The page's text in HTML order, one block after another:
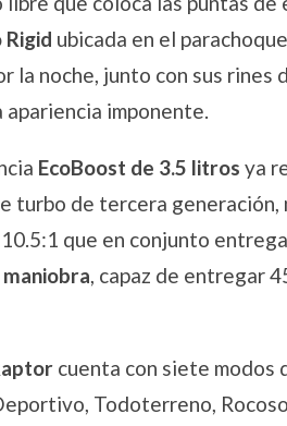
ubicada en el
la noche, junto con sus rines
apariencia imponente.
EcoBoost de 3.5 litros ya
turbo de tercera generación,
que en conjunto
, capaz de entregar
cuenta con siete modos
Todoterreno,